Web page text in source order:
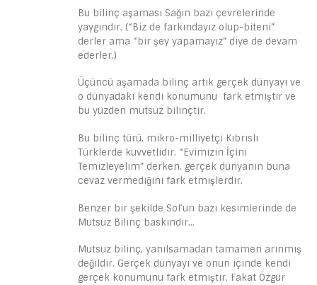
Bu bilinç aşaması Sağın bazı çevrelerinde
yaygındır. (“Biz de farkındayız olup-biteni”
derler ama “bir şey yapamayız” diye de devam
ederler.)
Üçüncü aşamada bilinç artık gerçek dünyayı ve
o dünyadaki kendi konumunu fark etmiştir ve
bu yüzden mutsuz bilinçtir.
Bu bilinç türü, mikro-milliyetçi Kıbrıslı
Türklerde kuvvetlidir. “Evimizin İçini
Temizleyelim” derken, gerçek dünyanın buna
cevaz vermediğini fark etmişlerdir.
Benzer bir şekilde Sol’un bazı kesimlerinde de
Mutsuz Bilinç baskındır…
Mutsuz bilinç, yanılsamadan tamamen arınmış
değildir. Gerçek dünyayı ve onun içinde kendi
gerçek konumunu fark etmiştir. Fakat Özgür